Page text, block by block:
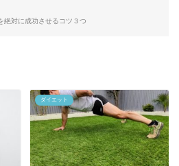
絶対に成功させるコツ３つ
ダイエット